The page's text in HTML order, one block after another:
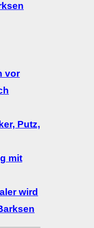
vor
Putz,
mit
wird